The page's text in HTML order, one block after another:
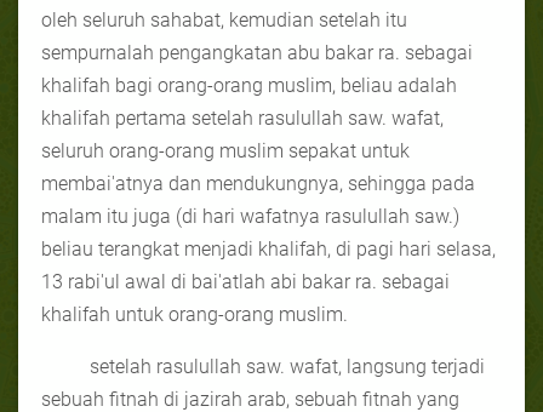
oleh seluruh sahabat, kemudian setelah itu
sempurnalah pengangkatan abu bakar ra. sebagai
khalifah bagi orang-orang muslim, beliau adalah
khalifah pertama setelah rasulullah saw. wafat,
seluruh orang-orang muslim sepakat untuk
membai'atnya dan mendukungnya, sehingga pada
malam itu juga (di hari wafatnya rasulullah saw.)
beliau terangkat menjadi khalifah, di pagi hari selasa,
13 rabi'ul awal di bai'atlah abi bakar ra. sebagai
khalifah untuk orang-orang muslim.
setelah rasulullah saw. wafat, langsung terjadi
sebuah fitnah di jazirah arab, sebuah fitnah yang